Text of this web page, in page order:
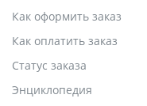
Как оформить заказ
Как оплатить заказ
Статус заказа
Энциклопедия